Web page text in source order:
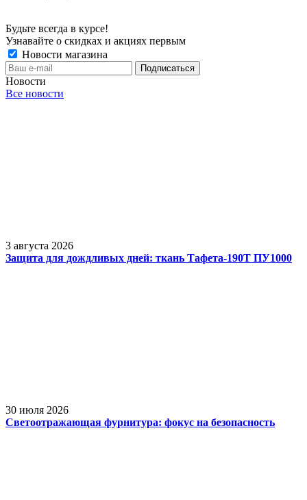
Будьте всегда в курсе!
Узнавайте о скидках и акциях первым
Новости магазина
Новости
Все новости
3 августа 2026
Защита для дождливых дней: ткань Тафета-190Т ПУ1000
30 июля 2026
Светоотражающая фурнитура: фокус на безопасность